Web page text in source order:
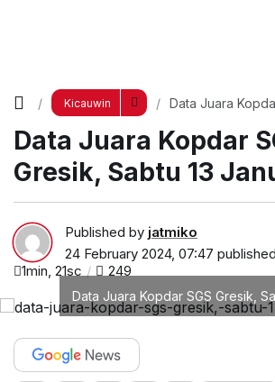
Kicauwin
Data Juara
Data Juara Kopdar
Gresik, Sabtu 13
Published by jatmiko
24 February 2024, 07:47 published
1min, 21sc
249
Data Juara Kopdar SGS Gresik,